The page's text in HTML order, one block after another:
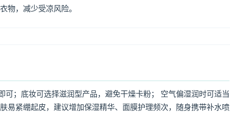
物，减少受凉风险。
；底妆可选择滋润型产品，避免干燥卡粉； 空气偏湿润时可适当
易紧绷起皮，建议增加保湿精华、面膜护理频次，随身携带补水喷